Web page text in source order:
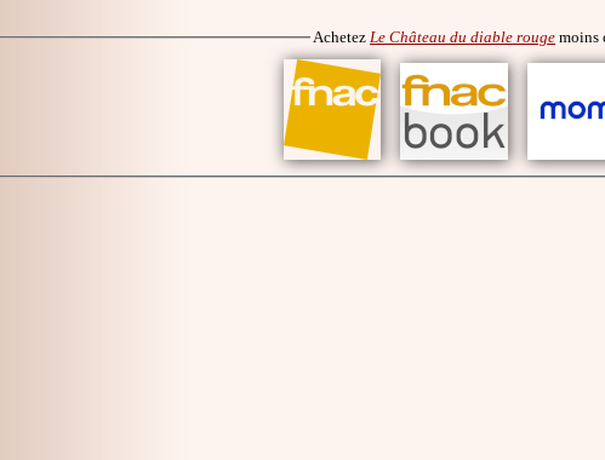
Achetez Le Château du diable rouge moins